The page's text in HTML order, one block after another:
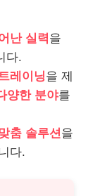
난 실력 을
다.
레이닝을 제
양한 분야를
춤 솔루션 을
다.